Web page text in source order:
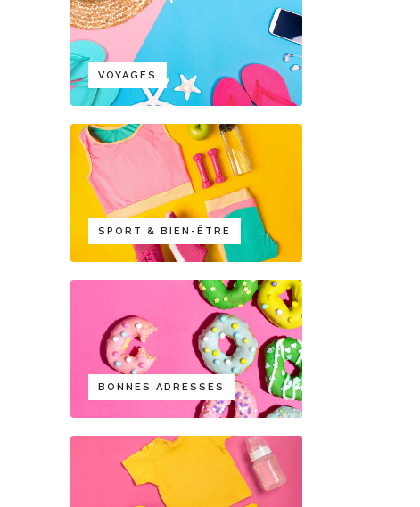
VOYAGES
SPORT & BIEN-ÊTRE
BONNES ADRESSES